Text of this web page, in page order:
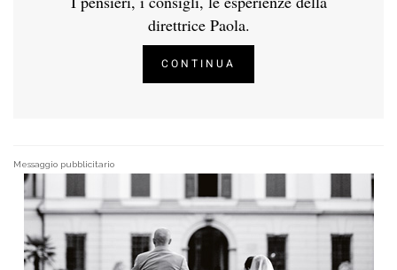
direttrice Paola.
CONTINUA
Messaggio pubblicitario